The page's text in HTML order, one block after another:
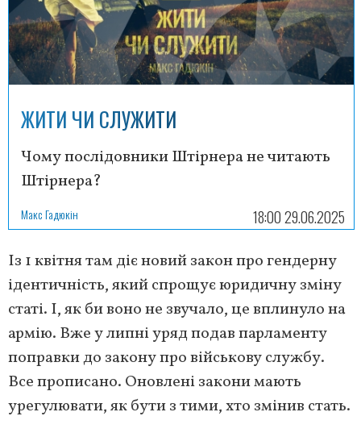
ЖИТИ ЧИ СЛУЖИТИ
Чому послідовники Штірнера не читають
Штірнера?
Макс Гадюкін 18:00 29.06.2025
Із 1 квітня там діє новий закон про гендерну
ідентичність, який спрощує юридичну зміну
статі. І, як би воно не звучало, це вплинуло на
армію. Вже у липні уряд подав парламенту
поправки до закону про військову службу.
Все прописано. Оновлені закони мають
урегулювати, як бути з тими, хто змінив стать.